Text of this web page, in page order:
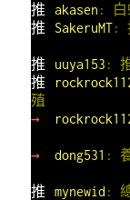
推
akasen : 白
推
SakeruMT:
推
uuya153 :
推
殖
→
→
dong531 :
推
mynewid :